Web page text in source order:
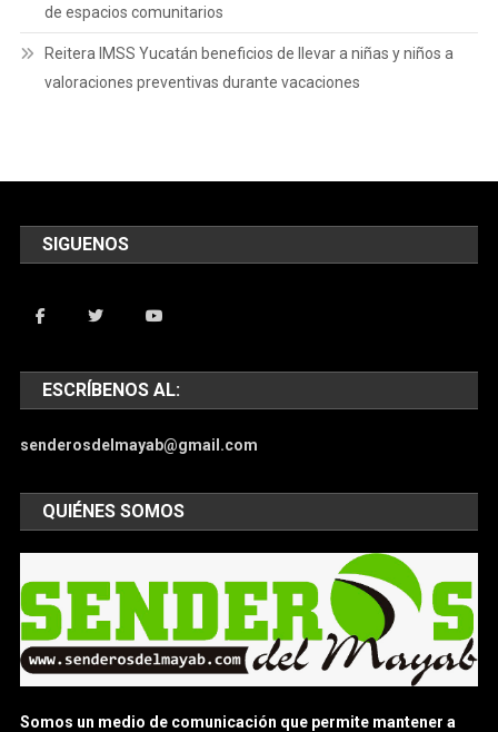
de espacios comunitarios
Reitera IMSS Yucatán beneficios de llevar a niñas y niños a
valoraciones preventivas durante vacaciones
SIGUENOS
ESCRÍBENOS AL:
senderosdelmayab@gmail.com
QUIÉNES SOMOS
Somos un medio de comunicación que permite mantener a